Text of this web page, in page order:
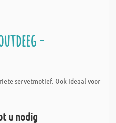
-
servetmotief. Ook ideaal voor
u nodig